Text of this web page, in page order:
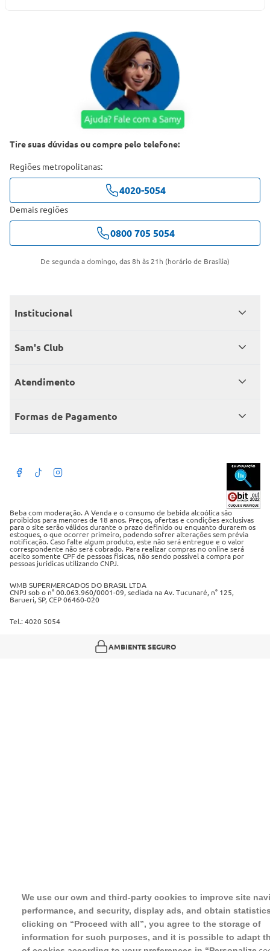
We use our own and third-party cookies to improve site
performance, and security, display ads, and obtain
clicking on “Proceed with all”, you agree to the storage of
information for such purposes, and it is possible to adapt
Tire suas dúvidas ou compre pelo telefone:
Regiões metropolitanas:
4020-5054
Demais regiões
0800 705 5054
De segunda a domingo, das 8h às 21h (horário de Brasília)
Institucional
Quem somos
Encontre um Clube
Sam's Club
Seja sócio
Member’s Mark
Atendimento
Fale conosco
Atendimento em libras
Termos de Uso
Política de privacidade
Política de trocas e devoluções
Formas de Pagamento
Beba com moderação. A Venda e o consumo de bebida alcoólica são
proibidos para menores de 18 anos. Preços, ofertas e condições exclusivas
para o site serão válidos durante o prazo definido ou enquanto durarem os
estoques, o que ocorrer primeiro, podendo sofrer alterações sem prévia
notificação. Caso falte algum produto, este não será entregue e o valor
correspondente não será cobrado. Para realizar compras no online será
aceito somente CPF de pessoas fisicas, não sendo possivel a compra por
pessoas juridicas utilizando CNPJ.
WMB SUPERMERCADOS DO BRASIL LTDA
CNPJ sob o n° 00.063.960/0001-09, sediada na Av. Tucunaré, n° 125,
Barueri, SP, CEP 06460-020
Tel.: 4020 5054
AMBIENTE SEGURO